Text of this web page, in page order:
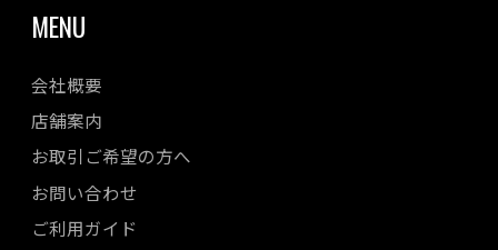
MENU
会社概要
店舗案内
お取引ご希望の方へ
お問い合わせ
ご利用ガイド